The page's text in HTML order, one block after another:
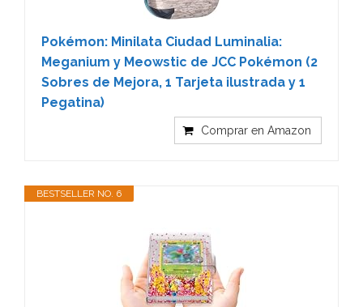
Pokémon: Minilata Ciudad Luminalia:
Meganium y Meowstic de JCC Pokémon (2
Sobres de Mejora, 1 Tarjeta ilustrada y 1
Pegatina)
Comprar en Amazon
BESTSELLER NO. 6